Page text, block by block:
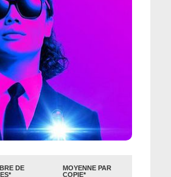
DE
MOYENNE PAR
COPIE*